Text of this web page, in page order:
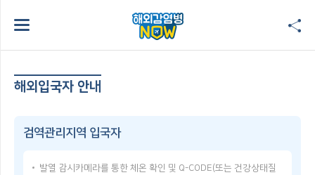
해외입국자 안내
검역관리지역 입국자
발열 감시카메라를 통한 체온 확인 및 Q-CODE(또는 건강상태질